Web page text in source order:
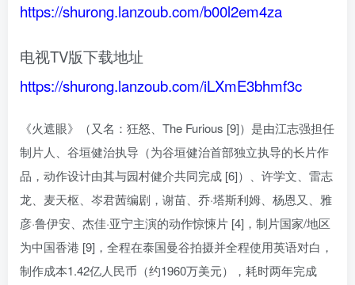
https://shurong.lanzoub.com/b00l2em4za
电视TV版下载地址
https://shurong.lanzoub.com/iLXmE3bhmf3c
《火遮眼》（又名：狂怒、The Furious [9]）是由江志强担任
制片人、谷垣健治执导（为谷垣健治首部独立执导的长片作
品，动作设计由其与园村健介共同完成 [6]）、许学文、雷志
龙、麦天枢、岑君茜编剧，谢苗、乔·塔斯利姆、杨恩又、雅
彦·鲁伊安、杰佳·亚宁主演的动作惊悚片 [4]，制片国家/地区
为中国香港 [9]，全程在泰国曼谷拍摄并全程使用英语对白，
制作成本1.42亿人民币（约1960万美元），耗时两年完成